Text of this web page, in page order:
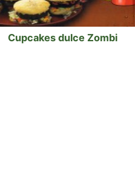
Cupcakes dulce Zombi